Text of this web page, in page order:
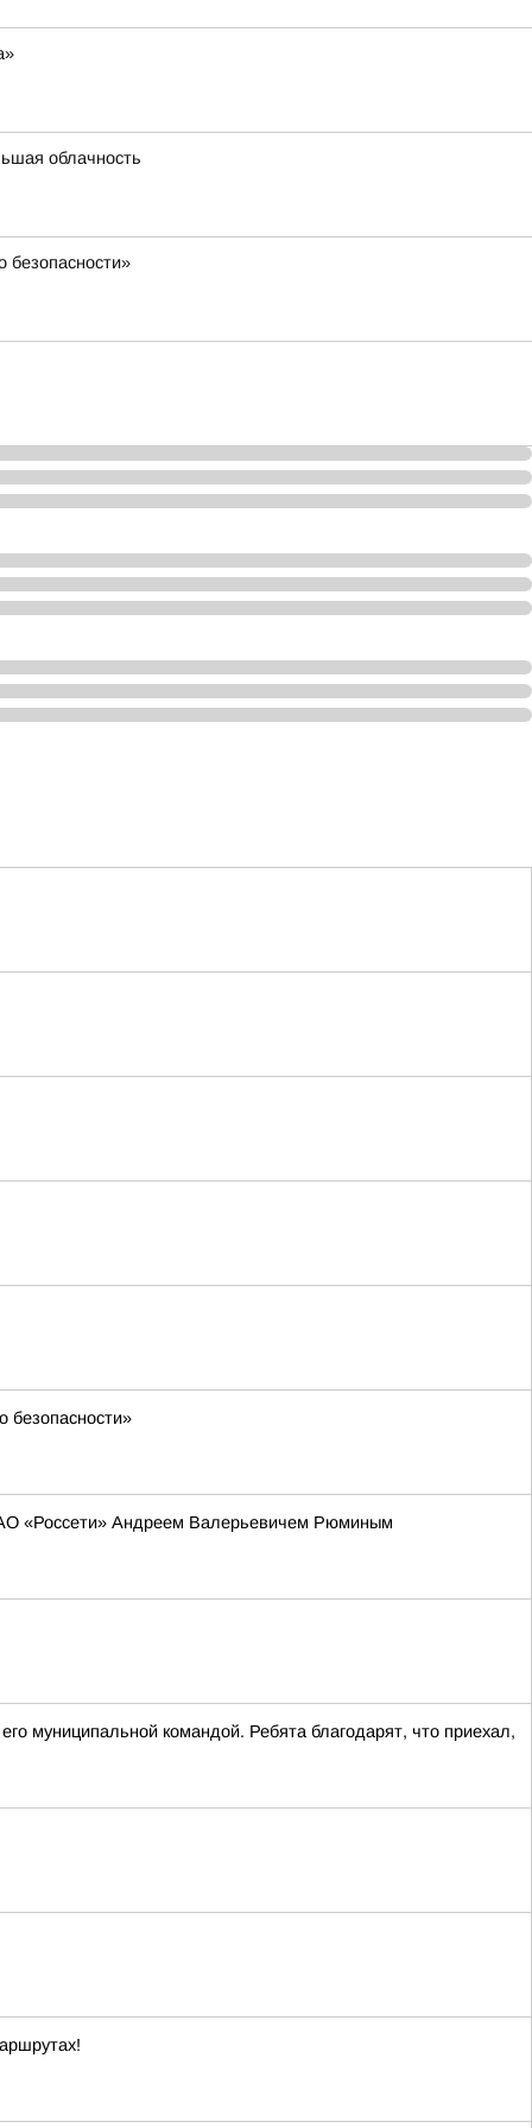
облачность
безопасности»
«Россети» Андреем Валерьевичем Рюминым
муниципальной командой. Ребята благодарят, что приехал,